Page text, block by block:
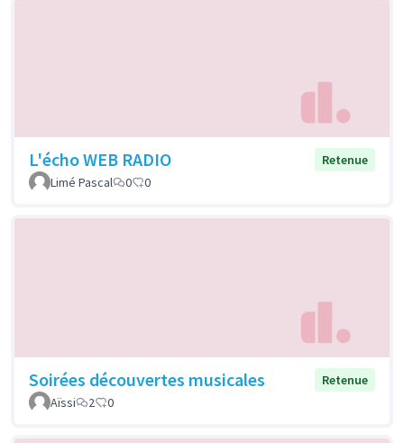
L'écho WEB RADIO
Retenue
Limé Pascal
0 0
Soirées découvertes musicales
Retenue
Aïssi
2 0